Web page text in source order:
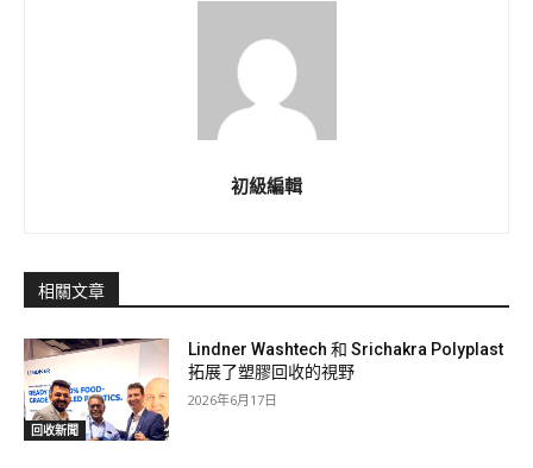
初級編輯
相關文章
回收新聞
Lindner Washtech 和 Srichakra Polyplast
拓展了塑膠回收的視野
2026年6月17日